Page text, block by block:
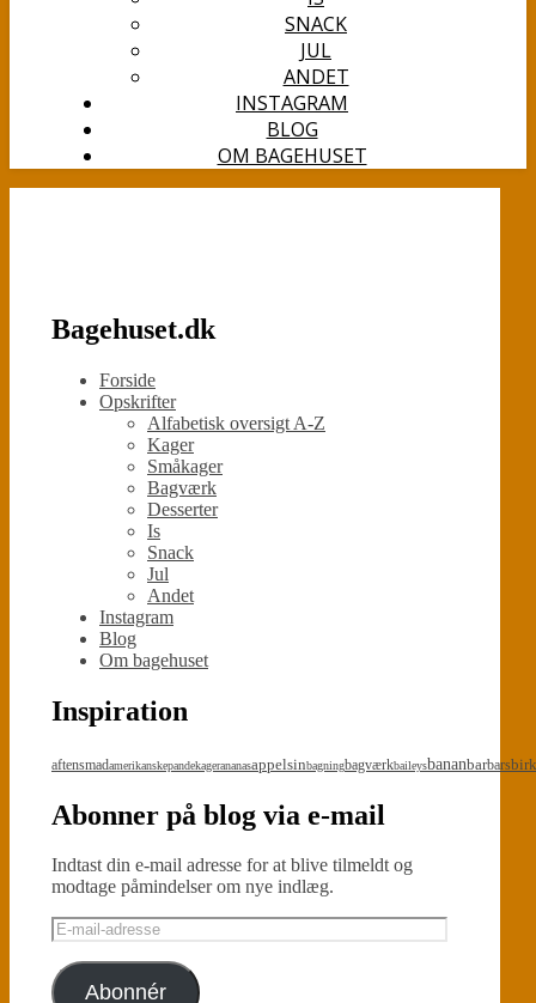
SNACK
JUL
ANDET
INSTAGRAM
BLOG
OM BAGEHUSET
Bagehuset.dk
Forside
Opskrifter
Alfabetisk oversigt A-Z
Kager
Småkager
Bagværk
Desserter
Is
Snack
Jul
Andet
Instagram
Blog
Om bagehuset
Inspiration
aftensmadamerikanskepandekagerananasappelsinbagningbagværkbaileysbananbarbars
Abonner på blog via e-mail
Indtast din e-mail adresse for at blive tilmeldt og
modtage påmindelser om nye indlæg.
E-
mail-
adresse
Abonnér